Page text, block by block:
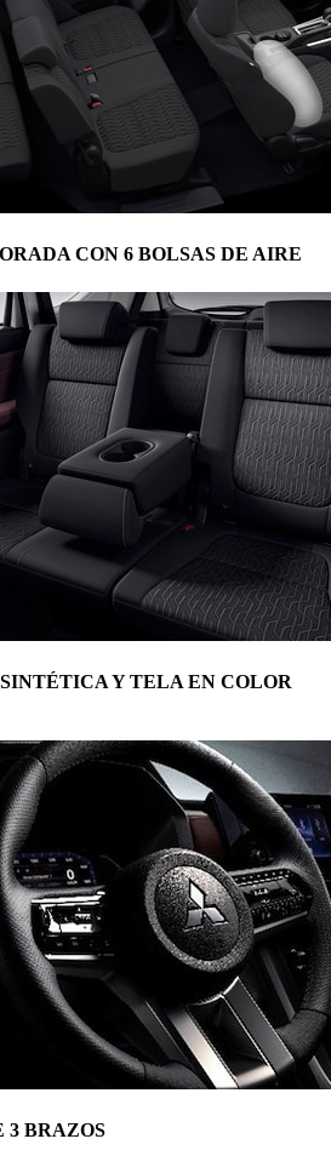
CON 6 BOLSAS DE AIRE
Y TELA EN COLOR
3 BRAZOS